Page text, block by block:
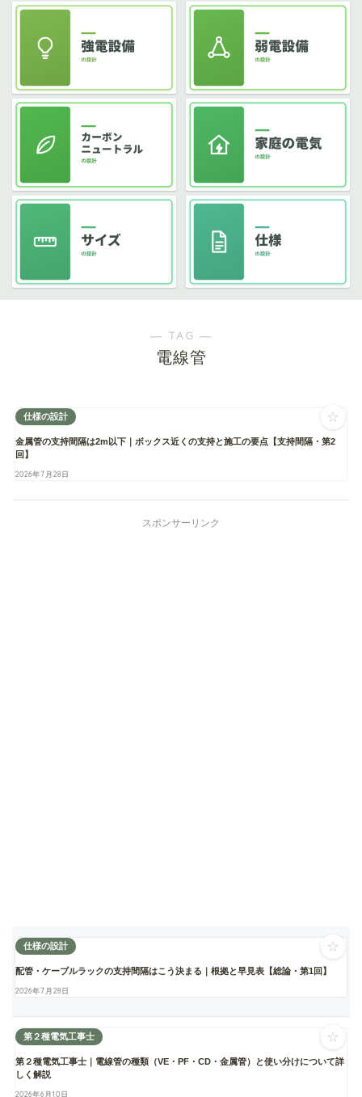
― TAG ―
電線管
仕様の設計
金属管の支持間隔は2m以下｜ボックス近くの支持と施工の要点【支持間隔・第2
回】
2026年7月28日
☆
スポンサーリンク
仕様の設計
配管・ケーブルラックの支持間隔はこう決まる｜根拠と早見表【総論・第1回】
2026年7月28日
☆
第２種電気工事士
第２種電気工事士｜電線管の種類（VE・PF・CD・金属管）と使い分けについて詳
しく解説
2026年6月10日
☆